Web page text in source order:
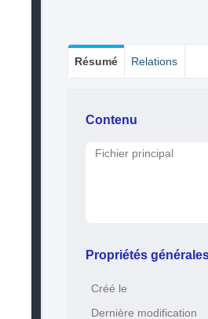
Résumé Relations
Contenu
Fichier principal
Propriétés
Créé le
Dernière modification